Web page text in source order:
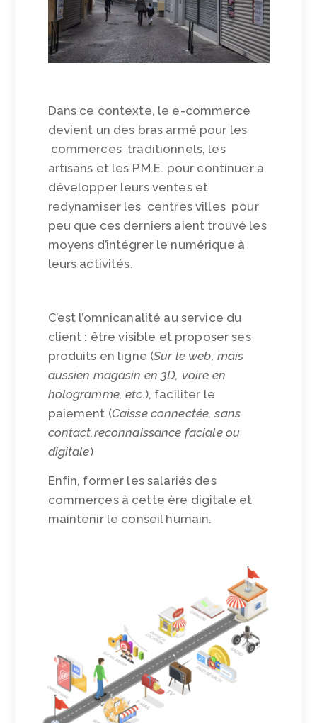
Dans ce contexte, le e-commerce
devient un des bras armé pour les
commerces traditionnels, les
artisans et les P.M.E. pour continuer à
développer leurs ventes et
redynamiser les centres villes pour
peu que ces derniers aient trouvé les
moyens d’intégrer le numérique à
leurs activités.
C’est l’omnicanalité au service du
client : être visible et proposer ses
produits en ligne (Sur le web, mais
aussien magasin en 3D, voire en
hologramme, etc.), faciliter le
paiement (Caisse connectée, sans
contact,reconnaissance faciale ou
digitale)
Enfin, former les salariés des
commerces à cette ère digitale et
maintenir le conseil humain.